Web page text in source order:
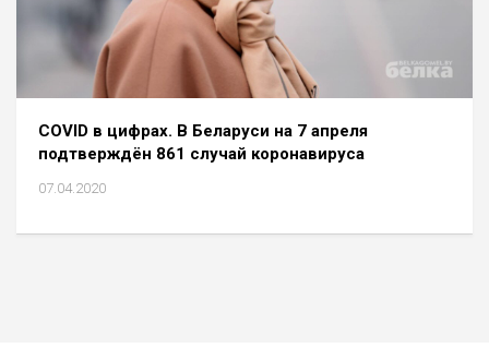
COVID в цифрах. В Беларуси на 7 апреля
подтверждён 861 случай коронавируса
07.04.2020